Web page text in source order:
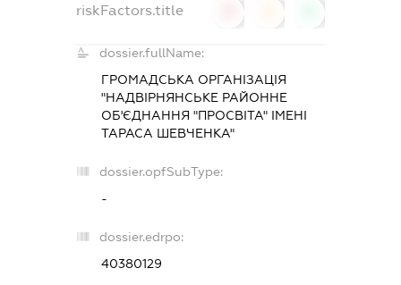
riskFactors.title
dossier.fullName:
ГРОМАДСЬКА ОРГАНІЗАЦІЯ
"НАДВІРНЯНСЬКЕ РАЙОННЕ
ОБ'ЄДНАННЯ "ПРОСВІТА" ІМЕНІ
ТАРАСА ШЕВЧЕНКА"
dossier.opfSubType:
-
dossier.edrpo:
40380129